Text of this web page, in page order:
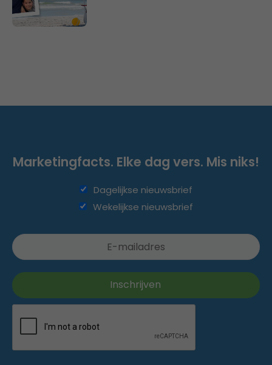
Marketingfacts. Elke dag vers. Mis niks!
Dagelijkse nieuwsbrief
Wekelijkse nieuwsbrief